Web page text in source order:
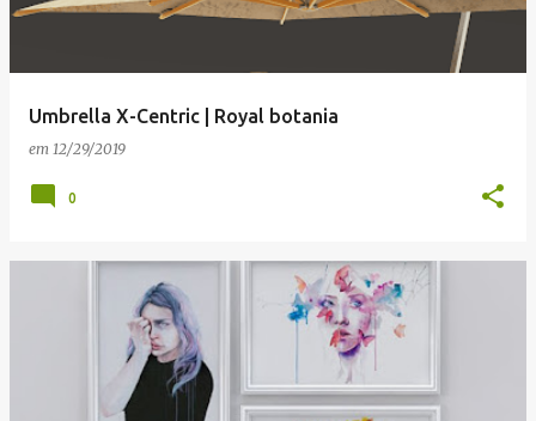
Umbrella X-Centric | Royal botania
em 12/29/2019
0